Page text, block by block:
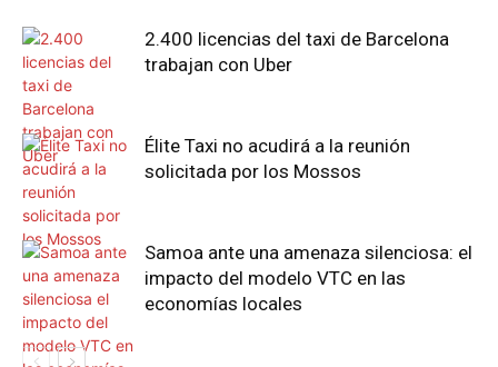
2.400 licencias del taxi de Barcelona
trabajan con Uber
Élite Taxi no acudirá a la reunión
solicitada por los Mossos
Samoa ante una amenaza silenciosa: el
impacto del modelo VTC en las
economías locales